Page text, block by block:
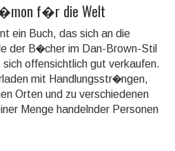
f�r die Welt
ein Buch, das sich an die
der B�cher im Dan-Brown-Stil
offensichtlich gut verkaufen.
mit Handlungsstr�ngen,
Orten und zu verschiedenen
Menge handelnder Personen